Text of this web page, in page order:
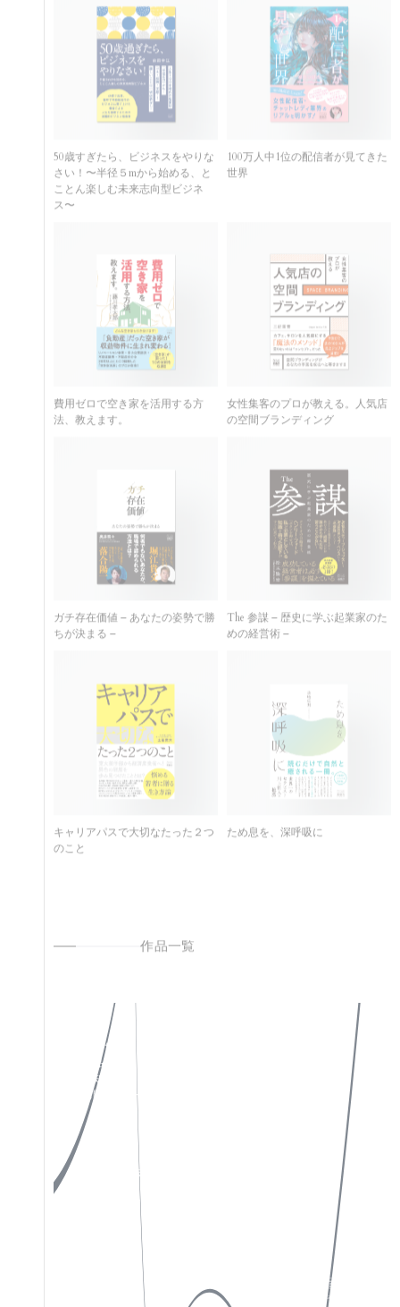
さい！〜半径５mから始める、と
ことん楽しむ未来志向型ビジネ
ス〜
世界
法、教えます。
の空間ブランディング
ちが決まる –
めの経営術 –
のこと
私たちについて
作品一覧
お知らせ
お問い合わせ
特定商取引法表示
プライバシーポリシー